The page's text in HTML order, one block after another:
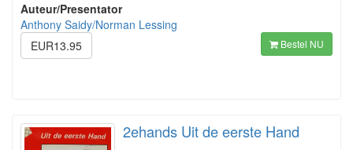
Auteur/Presentator
Anthony Saidy/Norman Lessing
EUR13.95
Bestel NU
2ehands Uit de eerste Hand